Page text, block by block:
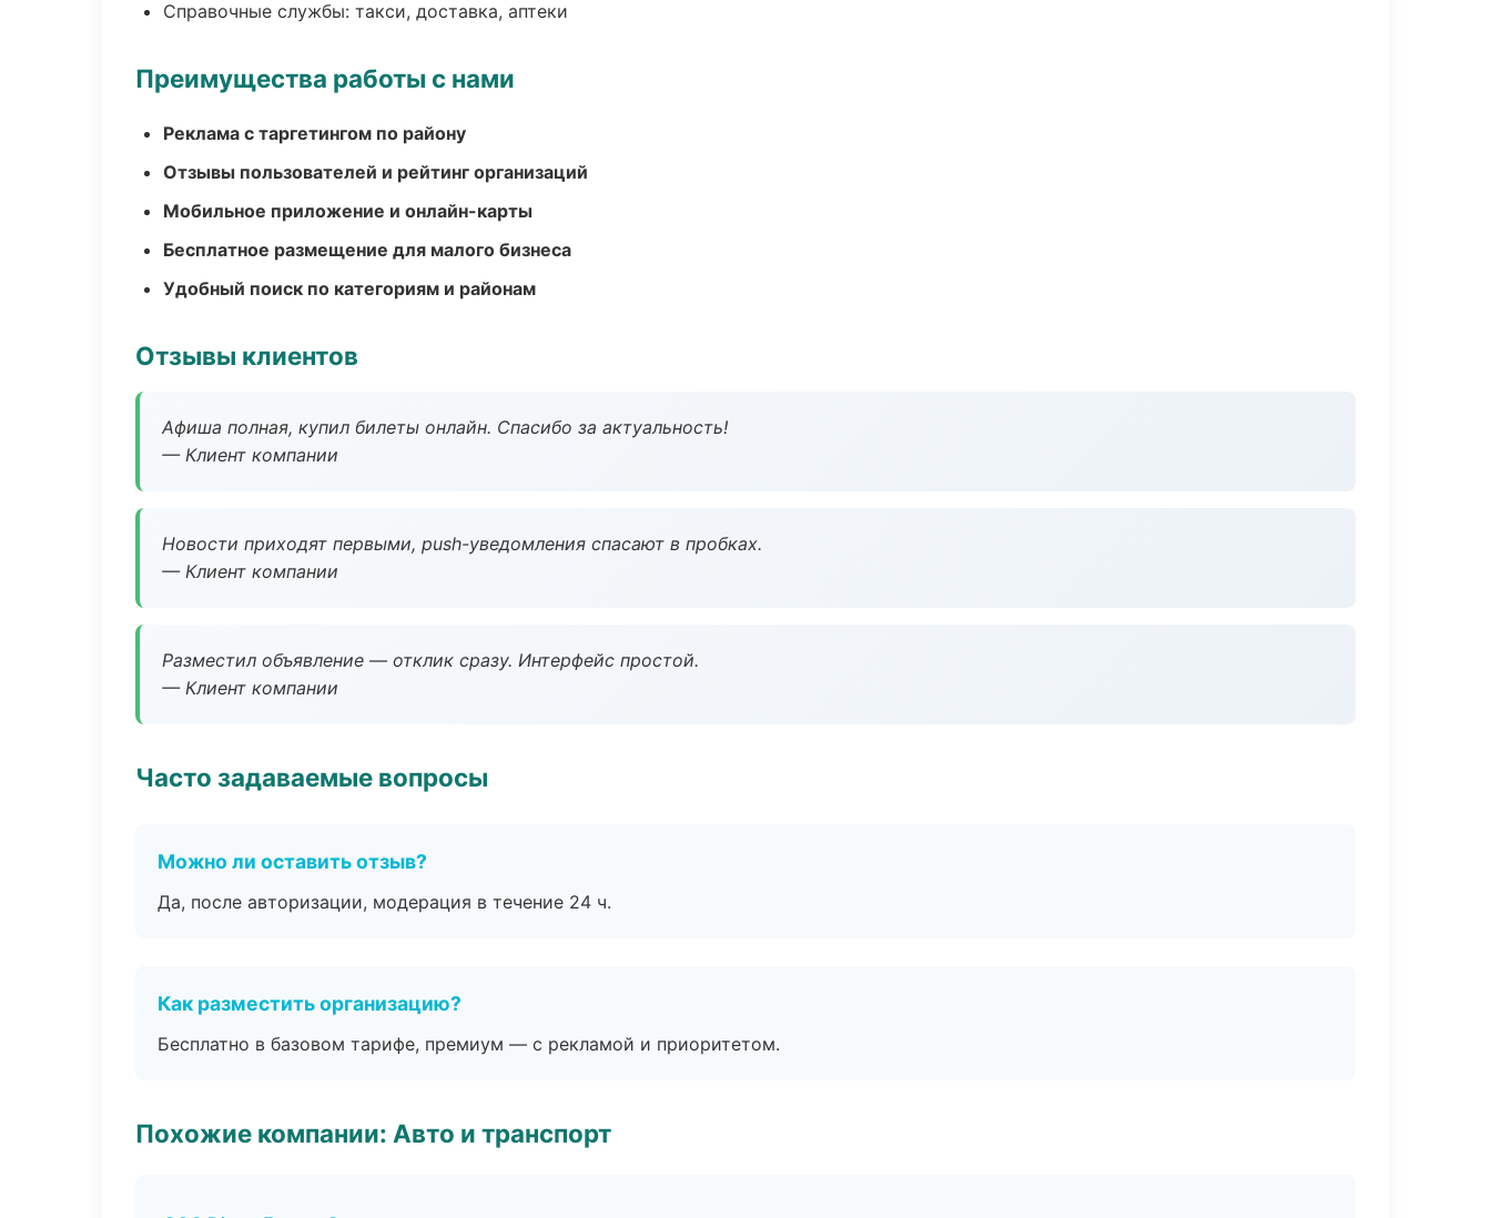
Справочные службы: такси, доставка, аптеки
Преимущества работы с нами
Реклама с таргетингом по району
Отзывы пользователей и рейтинг организаций
Мобильное приложение и онлайн-карты
Бесплатное размещение для малого бизнеса
Удобный поиск по категориям и районам
Отзывы клиентов
Афиша полная, купил билеты онлайн. Спасибо за актуальность!
— Клиент компании
Новости приходят первыми, push-уведомления спасают в пробках.
— Клиент компании
Разместил объявление — отклик сразу. Интерфейс простой.
— Клиент компании
Часто задаваемые вопросы
Можно ли оставить отзыв?
Да, после авторизации, модерация в течение 24 ч.
Как разместить организацию?
Бесплатно в базовом тарифе, премиум — с рекламой и приоритетом.
Похожие компании: Авто и транспорт